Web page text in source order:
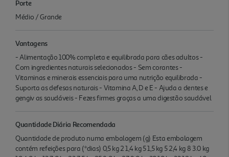
Porte
Médio / Grande
Vantagens
- Alimentação 100% completa e equilibrada para cães adultos -
Com ingredientes naturais selecionados - Sem corantes -
Vitaminas e minerais essenciais para uma nutrição equilibrada -
Suporta as defesas naturais - Vitamina A, D e E - Ajuda a dentes e
gengiv as saudáveis - Fezes firmes graças a uma digestão saudável
Quantidade Diária Recomendada
Quantidade de produto numa embalagem (g) Esta embalagem
contém refeições para (*dias) 0,5 kg 2 1,4 kg 5 1,5 kg 5 2,4 kg 8 3.0 kg